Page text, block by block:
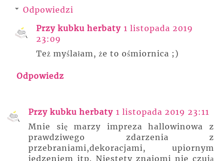
Odpowiedzi
Przy kubku herbaty 1 listopada 2019
23:09
Też myślałam, że to ośmiornica ;)
Odpowiedz
Przy kubku herbaty 1 listopada 2019 23:11
Mnie się marzy impreza hallowinowa z
prawdziwego zdarzenia z
przebraniami,dekoracjami, upiornym
jedzeniem itp. Niestety znajomi nie czują